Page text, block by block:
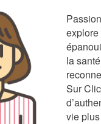
explore
la
Sur
vie